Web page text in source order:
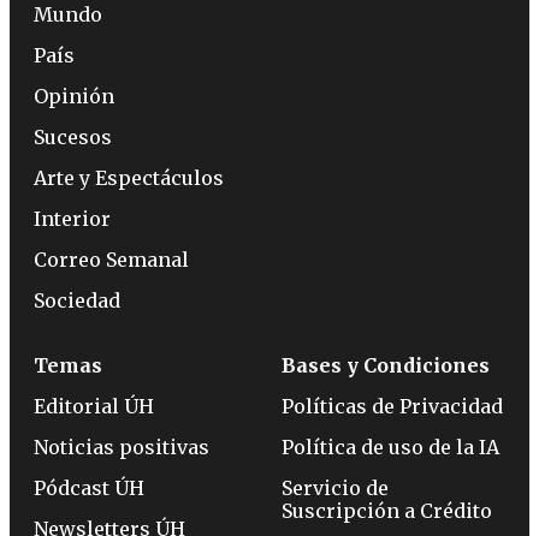
Mundo
País
Opinión
Sucesos
Arte y Espectáculos
Interior
Correo Semanal
Sociedad
Temas
Editorial ÚH
Noticias positivas
Pódcast ÚH
Newsletters ÚH
Bases y Condiciones
Políticas de Privacidad
Política de uso de la IA
Servicio de
Suscripción a Crédito